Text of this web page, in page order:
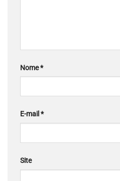
Nome*
E-mail*
Site